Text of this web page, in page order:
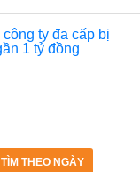
TÌM THEO NGÀY